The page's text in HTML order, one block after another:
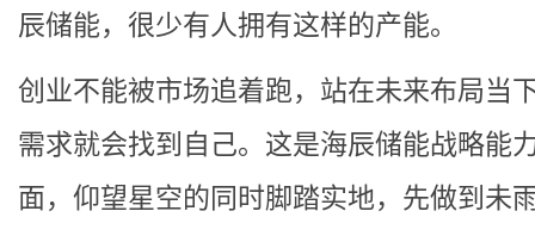
辰储能，很少有人拥有这样的产能。
创业不能被市场追着跑，站在未来布局当
需求就会找到自己。这是海辰储能战略能
面，仰望星空的同时脚踏实地，先做到未